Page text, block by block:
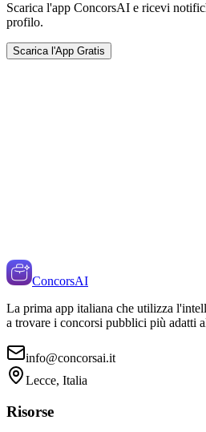
Scarica l'app ConcorsAI e ricevi
profilo.
Scarica l'App Gratis
ConcorsAI
La prima app italiana che utilizza
a trovare i concorsi pubblici più adatti
info@concorsai.it
Lecce, Italia
Risorse